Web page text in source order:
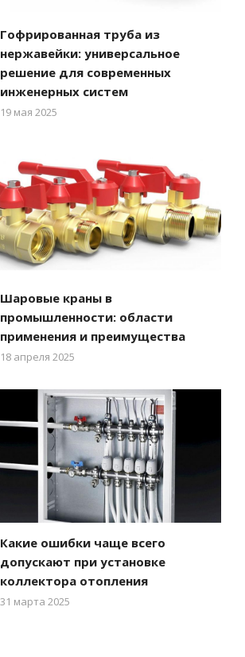
Гофрированная труба из
нержавейки: универсальное
решение для современных
инженерных систем
19 мая 2025
Шаровые краны в
промышленности: области
применения и преимущества
18 апреля 2025
Какие ошибки чаще всего
допускают при установке
коллектора отопления
31 марта 2025